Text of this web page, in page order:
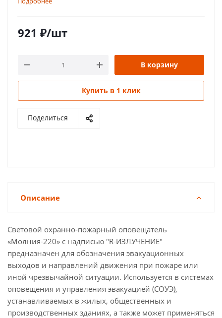
921 ₽/шт
В корзину
Купить в 1 клик
Поделиться
Описание
Световой охранно-пожарный оповещатель
«Молния-220» с надписью "R-ИЗЛУЧЕНИЕ"
предназначен для обозначения эвакуационных
выходов и направлений движения при пожаре или
иной чрезвычайной ситуации. Используется в системах
оповещения и управления эвакуацией (СОУЭ),
устанавливаемых в жилых, общественных и
производственных зданиях, а также может применяться